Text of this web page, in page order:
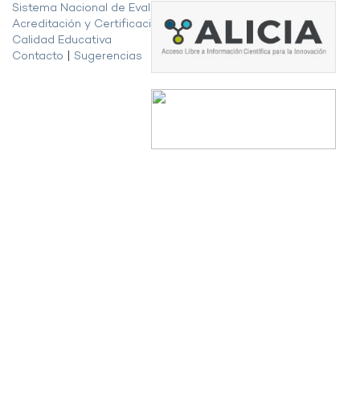
Sistema Nacional de Evaluación,
Acreditación y Certificación de la
Calidad Educativa
Contacto
Sugerencias